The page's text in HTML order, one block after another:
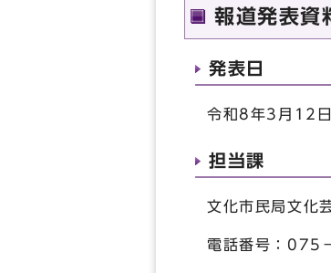
報道発表資
発表日
令和8年3月12日
担当課
文化市民局文化
電話番号：